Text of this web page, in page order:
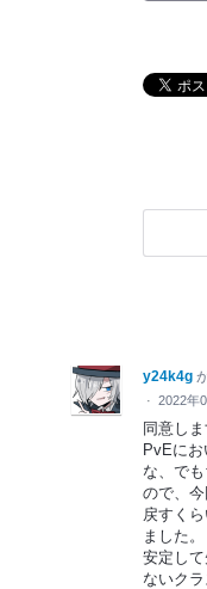
y24k4g
· 2022年
同意しま
PvEに
な、で
ので、
戻すく
ました。
安定し
ないク